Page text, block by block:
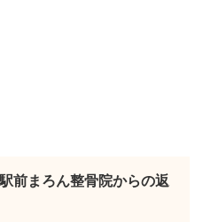
前まろん整骨院からの返